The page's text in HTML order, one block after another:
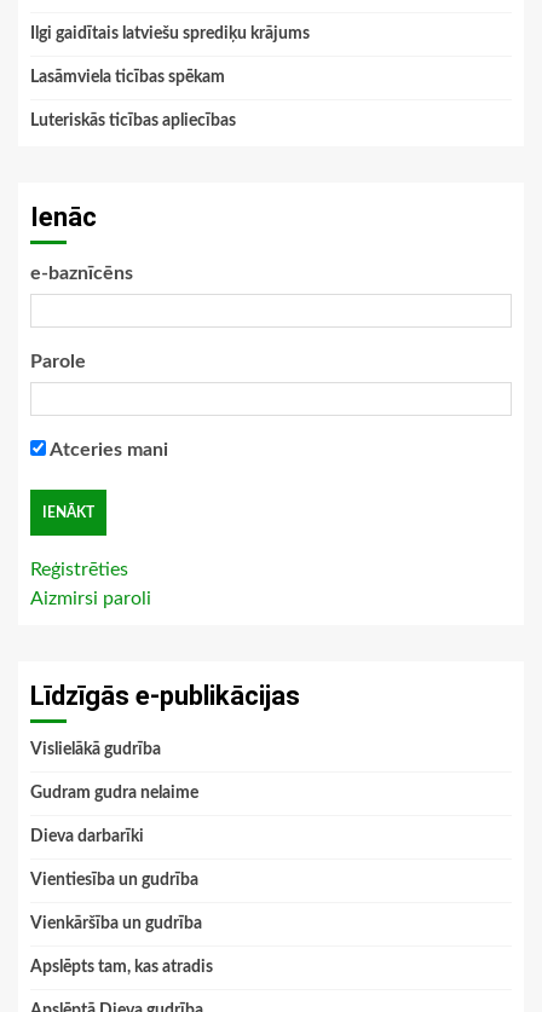
Ilgi gaidītais latviešu sprediķu krājums
Lasāmviela ticības spēkam
Luteriskās ticības apliecības
Ienāc
e-baznīcēns
Parole
Atceries mani
Reģistrēties
Aizmirsi paroli
Līdzīgās e-publikācijas
Vislielākā gudrība
Gudram gudra nelaime
Dieva darbarīki
Vientiesība un gudrība
Vienkāršība un gudrība
Apslēpts tam, kas atradis